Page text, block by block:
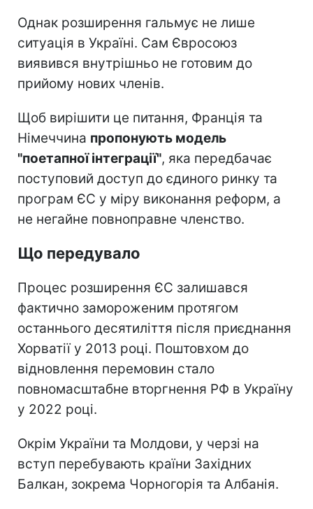
Однак розширення гальмує не лише
ситуація в Україні. Сам Євросоюз
виявився внутрішньо не готовим до
прийому нових членів.
Щоб вирішити це питання, Франція та
Німеччина пропонують модель
"поетапної інтеграції", яка передбачає
поступовий доступ до єдиного ринку та
програм ЄС у міру виконання реформ, а
не негайне повноправне членство.
Що передувало
Процес розширення ЄС залишався
фактично замороженим протягом
останнього десятиліття після приєднання
Хорватії у 2013 році. Поштовхом до
відновлення перемовин стало
повномасштабне вторгнення РФ в Україну
у 2022 році.
Окрім України та Молдови, у черзі на
вступ перебувають країни Західних
Балкан, зокрема Чорногорія та Албанія.